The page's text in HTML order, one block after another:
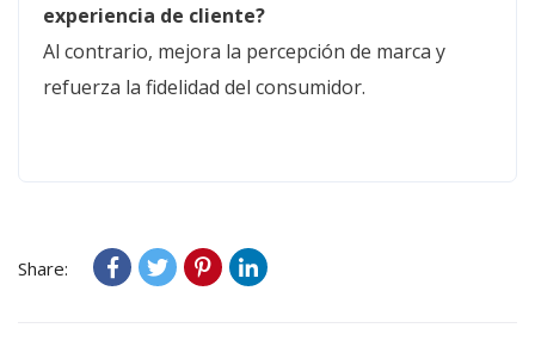
experiencia de cliente?
Al contrario, mejora la percepción de marca y
refuerza la fidelidad del consumidor.
Share: